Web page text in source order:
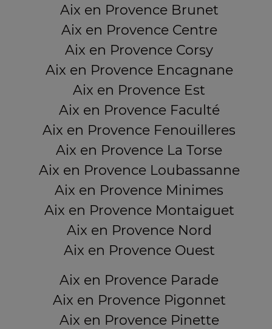
Aix en Provence Brunet
Aix en Provence Centre
Aix en Provence Corsy
Aix en Provence Encagnane
Aix en Provence Est
Aix en Provence Faculté
Aix en Provence Fenouilleres
Aix en Provence La Torse
Aix en Provence Loubassanne
Aix en Provence Minimes
Aix en Provence Montaiguet
Aix en Provence Nord
Aix en Provence Ouest
Aix en Provence Parade
Aix en Provence Pigonnet
Aix en Provence Pinette